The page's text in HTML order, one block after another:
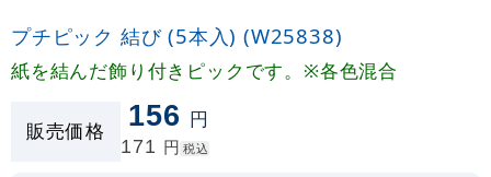
プチピック 結び (5本入) (W25838)
紙を結んだ飾り付きピックです。※各色混合
販売価格 156 円
171 円 税込